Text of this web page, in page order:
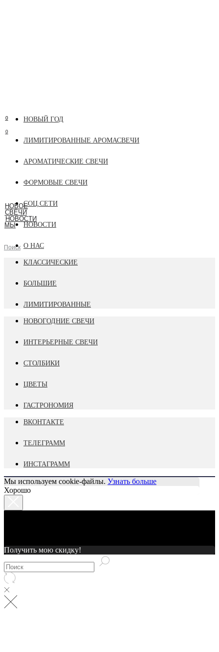
НОВОЕ
СВЕЧИ
НОВОСТИ
МЫ
Поиск
0
0
НОВЫЙ ГОД
ЛИМИТИРОВАННЫЕ АРОМАСВЕЧИ
АРОМАТИЧЕСКИЕ СВЕЧИ
ФОРМОВЫЕ СВЕЧИ
СОЦ.СЕТИ
НОВОСТИ
О НАС
КЛАССИЧЕСКИЕ
БОЛЬШИЕ
ЛИМИТИРОВАННЫЕ
НОВОГОДНИЕ СВЕЧИ
ИНТЕРЬЕРНЫЕ СВЕЧИ
СТОЛБИКИ
ЦВЕТЫ
ГАСТРОНОМИЯ
ВКОНТАКТЕ
ТЕЛЕГРАММ
ИНСТАГРАММ
Мы используем cookie-файлы. Узнать больше
Хорошо
Получить мою скидку!